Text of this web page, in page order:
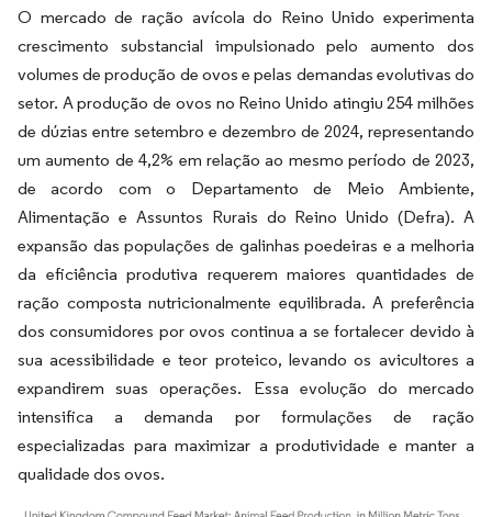
O mercado de ração avícola do Reino Unido experimenta
crescimento substancial impulsionado pelo aumento dos
volumes de produção de ovos e pelas demandas evolutivas do
setor. A produção de ovos no Reino Unido atingiu 254 milhões
de dúzias entre setembro e dezembro de 2024, representando
um aumento de 4,2% em relação ao mesmo período de 2023,
de acordo com o Departamento de Meio Ambiente,
Alimentação e Assuntos Rurais do Reino Unido (Defra). A
expansão das populações de galinhas poedeiras e a melhoria
da eficiência produtiva requerem maiores quantidades de
ração composta nutricionalmente equilibrada. A preferência
dos consumidores por ovos continua a se fortalecer devido à
sua acessibilidade e teor proteico, levando os avicultores a
expandirem suas operações. Essa evolução do mercado
intensifica a demanda por formulações de ração
especializadas para maximizar a produtividade e manter a
qualidade dos ovos.